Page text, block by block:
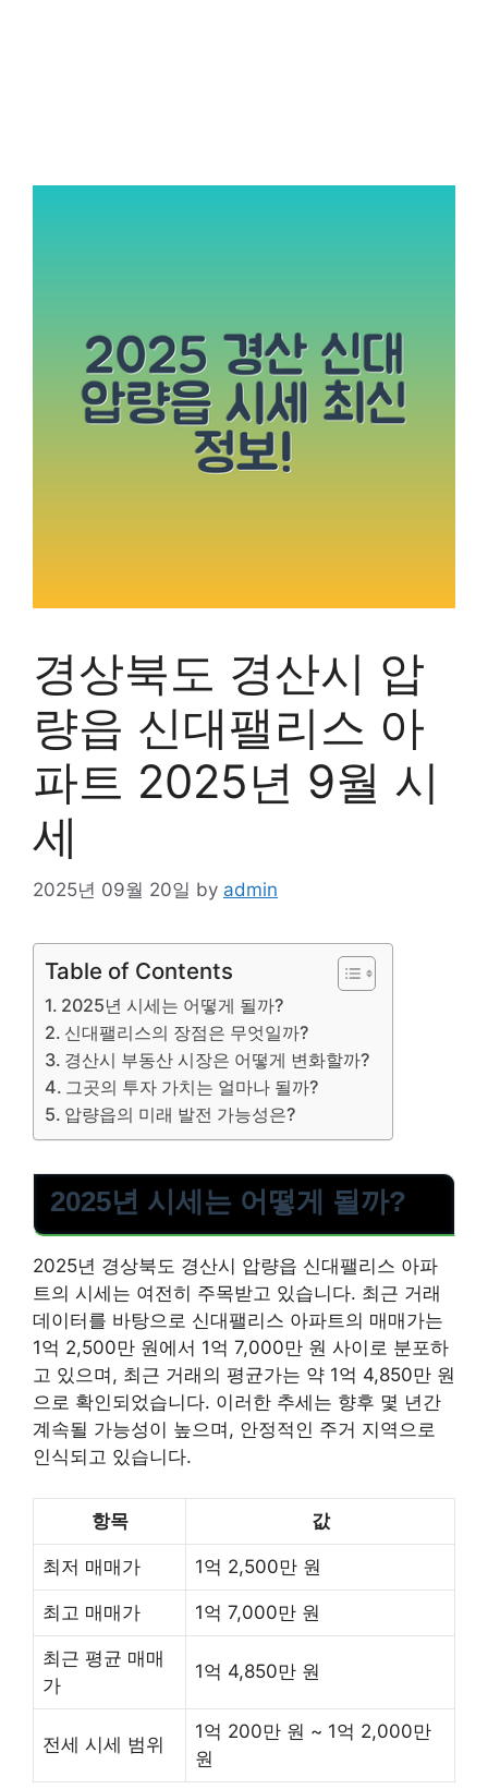
경상북도 경산시 압
량읍 신대팰리스 아
파트 2025년 9월 시
세
2025년 09월 20일 by admin
Table of Contents
2025년 시세는 어떻게 될까?
신대팰리스의 장점은 무엇일까?
경산시 부동산 시장은 어떻게 변화할까?
그곳의 투자 가치는 얼마나 될까?
압량읍의 미래 발전 가능성은?
2025년 시세는 어떻게 될까?
2025년 경상북도 경산시 압량읍 신대팰리스 아파
트의 시세는 여전히 주목받고 있습니다. 최근 거래
데이터를 바탕으로 신대팰리스 아파트의 매매가는
1억 2,500만 원에서 1억 7,000만 원 사이로 분포하
고 있으며, 최근 거래의 평균가는 약 1억 4,850만 원
으로 확인되었습니다. 이러한 추세는 향후 몇 년간
계속될 가능성이 높으며, 안정적인 주거 지역으로
인식되고 있습니다.
항목 값
최저 매매가 1억 2,500만 원
최고 매매가 1억 7,000만 원
최근 평균 매매
가
1억 4,850만 원
전세 시세 범위
1억 200만 원 ~ 1억 2,000만
원